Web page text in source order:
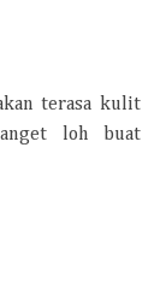
terasa kulit
loh buat